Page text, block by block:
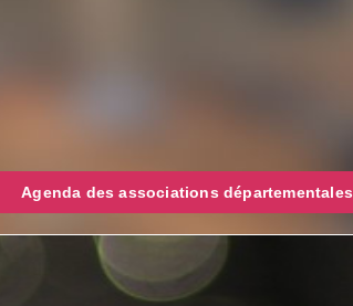
Agenda des associations départementales